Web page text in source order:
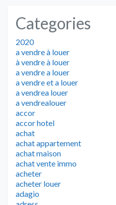
Categories
2020
a vendre à louer
à vendre à louer
a vendre a louer
a vendre et a louer
a vendrea louer
a vendrealouer
accor
accor hotel
achat
achat appartement
achat maison
achat vente immo
acheter
acheter louer
adagio